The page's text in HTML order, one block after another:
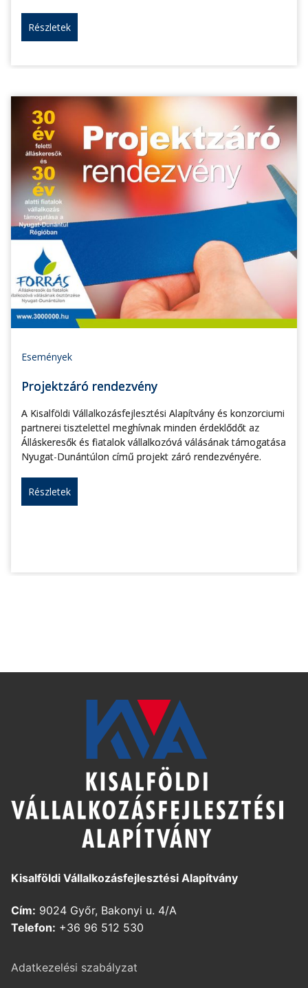
Részletek
Események
Projektzáró rendezvény
A Kisalföldi Vállalkozásfejlesztési Alapítvány és konzorciumi
partnerei tisztelettel meghívnak minden érdeklődőt az
Álláskeresők és fiatalok vállalkozóvá válásának támogatása
Nyugat-Dunántúlon című projekt záró rendezvényére.
Részletek
Kisalföldi Vállalkozásfejlesztési Alapítvány
Cím: 9024 Győr, Bakonyi u. 4/A
Telefon: +36 96 512 530
Adatkezelési szabályzat